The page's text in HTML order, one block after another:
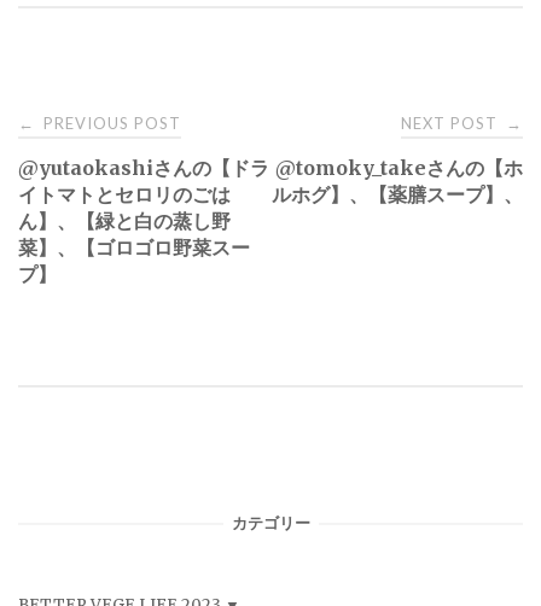
Post
navigation
← PREVIOUS POST
@yutaokashiさんの【ドラ
イトマトとセロリのごは
ん】、【緑と白の蒸し野
菜】、【ゴロゴロ野菜スー
プ】
NEXT POST →
@tomoky_takeさんの【ホ
ルホグ】、【薬膳スープ】、
カテゴリー